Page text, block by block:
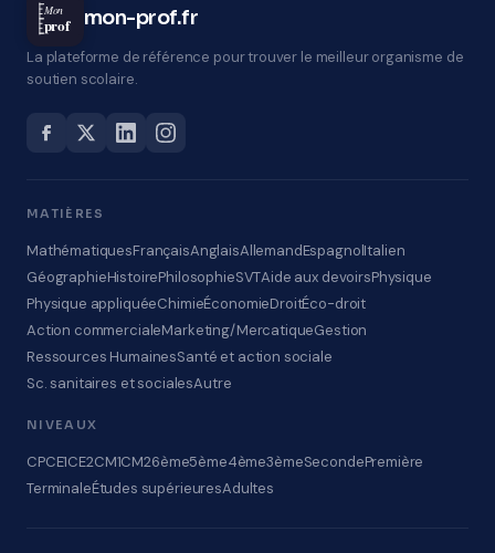
Mon
prof mon-prof.fr
La plateforme de référence pour trouver le meilleur organisme de
soutien scolaire.
MATIÈRES
MathématiquesFrançaisAnglaisAllemandEspagnolItalien
GéographieHistoirePhilosophieSVTAide aux devoirsPhysique
Physique appliquéeChimieÉconomieDroitÉco-droit
Action commercialeMarketing/MercatiqueGestion
Ressources HumainesSanté et action sociale
Sc. sanitaires et socialesAutre
NIVEAUX
CPCE1CE2CM1CM26ème5ème4ème3èmeSecondePremière
TerminaleÉtudes supérieuresAdultes